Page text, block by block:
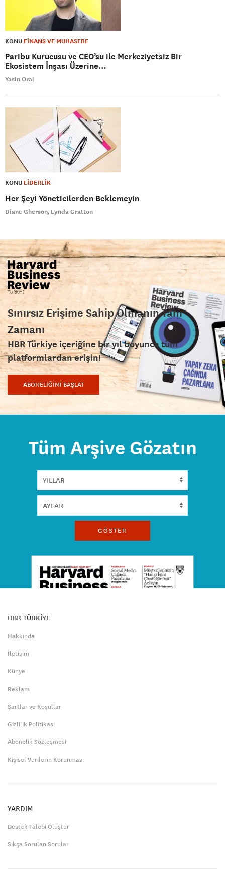
KONU FİNANS VE MUHASEBE
Paribu Kurucusu ve CEO’su ile Merkeziyetsiz Bir
Ekosistem İnşası Üzerine…
Yasin Oral
KONU LİDERLİK
Her Şeyi Yöneticilerden Beklemeyin
Diane Gherson Lynda Gratton
Sınırsız Erişime Sahip Olmanın Tam
Zamanı
HBR Türkiye içeriğine bir yıl boyunca tüm
platformlardan erişin!
ABONELİĞİMİ BAŞLAT
Tüm Arşive Gözatın
GÖSTER
HBR TÜRKİYE
Hakkında
İletişim
Künye
Reklam
Şartlar ve Koşullar
Gizlilik Politikası
Abonelik Sözleşmesi
Kişisel Verilerin Korunması
YARDIM
Destek Talebi Oluştur
Sıkça Sorulan Sorular